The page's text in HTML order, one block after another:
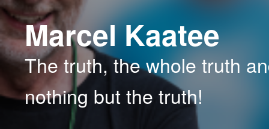
Marcel Kaatee
The truth, the whole truth
nothing but the truth!